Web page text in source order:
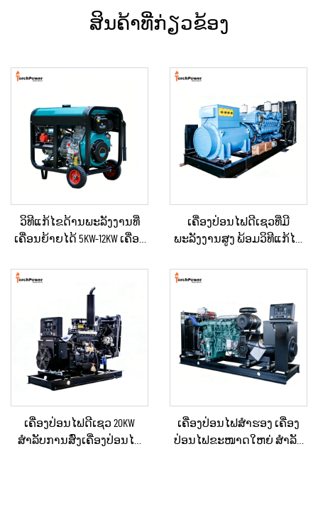
ສິນຄ້າທີ່ກ່ຽວຂ້ອງ
ວິທີແກ້ໄຂດ້ານພະລັງງານທີ່
ເຄື່ອນຍ້າຍໄດ້ 5KW-12KW ເຄື່ອງ
ຮ້ານຄ້າ / ການກໍ່ສ້າງ / ການ
ສະຫງາດໄຟສຳຮອງ
ເຄື່ອງປ່ອນໄຟດີເຊວທີ່ມີ
ພະລັງງານສູງ ພ້ອມວິທີແກ້ໄຂ
ການຂຸດຄົ້ນບໍ່ແຮ່ / ການຜະລິດ
ດ້ານອຸດສາຫະກຳ
ເຄື່ອງປ່ອນໄຟດີເຊວ 20KW
ສຳລັບການສົ່ງເຄື່ອງປ່ອນໄຟ
ເຄື່ອງປ່ອນໄຟສຳຮອງ ເຄື່ອງ
ປ່ອນໄຟຂະໜາດໃຫຍ່ ສຳລັບ